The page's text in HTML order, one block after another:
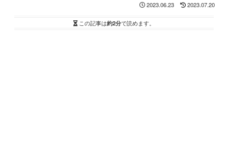
2023.06.23 2023.07.20
この記事は約2分で読めます。